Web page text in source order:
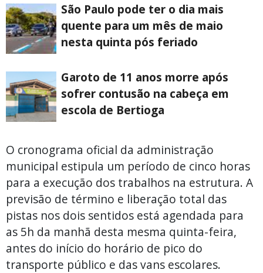
São Paulo pode ter o dia mais
quente para um mês de maio
nesta quinta pós feriado
Garoto de 11 anos morre após
sofrer contusão na cabeça em
escola de Bertioga
O cronograma oficial da administração
municipal estipula um período de cinco horas
para a execução dos trabalhos na estrutura. A
previsão de término e liberação total das
pistas nos dois sentidos está agendada para
as 5h da manhã desta mesma quinta-feira,
antes do início do horário de pico do
transporte público e das vans escolares.